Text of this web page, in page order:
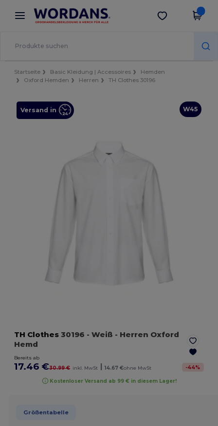
× Wordans App
Bessere Preise in der App!
App holen
Startseite Basic Kleidung | Accessoires
Hemden
Oxford Hemden
Herren TH Clothes 30196
W45
Versand in
TH Clothes 30196 - Weiß - Herren Oxford
Hemd
Bereits ab
17.46 €30.99 € inkl. MwSt | 14.67 €ohne MwSt -44%
Kostenloser Versand ab 99 € in diesem Lager!
Größentabelle